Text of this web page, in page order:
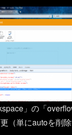
」の「
（単にautoを削